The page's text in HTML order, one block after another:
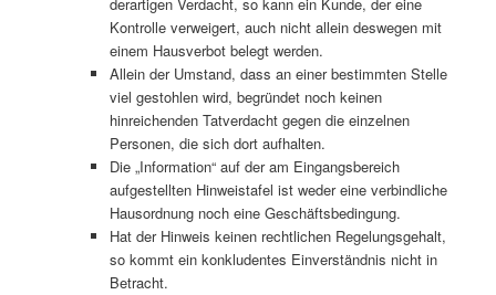
Kontrolle verweigert, auch nicht allein deswegen mit
einem Hausverbot belegt werden.
Allein der Umstand, dass an einer bestimmten Stelle
viel gestohlen wird, begründet noch keinen
hinreichenden Tatverdacht gegen die einzelnen
Personen, die sich dort aufhalten.
Die „Information“ auf der am Eingangsbereich
aufgestellten Hinweistafel ist weder eine verbindliche
Hausordnung noch eine Geschäftsbedingung.
Hat der Hinweis keinen rechtlichen Regelungsgehalt,
so kommt ein konkludentes Einverständnis nicht in
Betracht.